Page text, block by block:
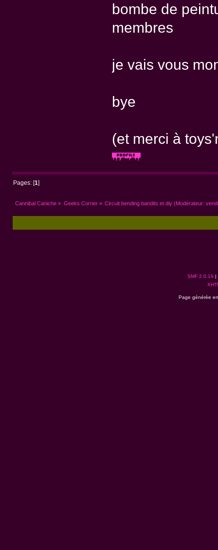
bombe de
membres
je vais vous
bye
(et merci à
Pages: [1]
Cannibal Caniche » Geeks Corner» Circuit bending bandits et diy (Modérateur:
SMF 2.0.19 |
Page générée